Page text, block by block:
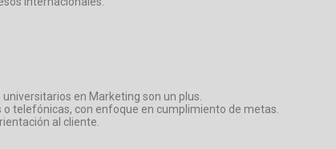
en Marketing son un plus.
telefónicas, con enfoque en cumplimiento de metas.
al cliente.